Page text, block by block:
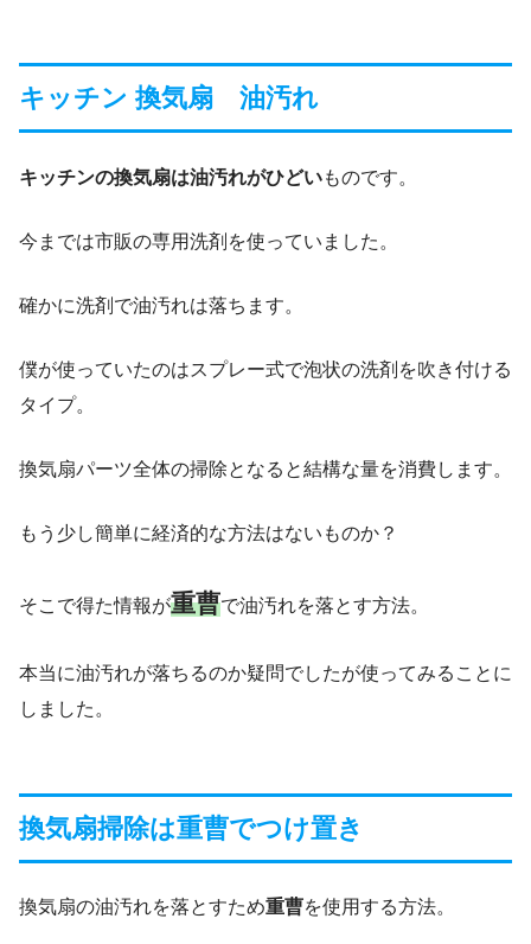
キッチン 換気扇 油汚れ
キッチンの換気扇は油汚れがひどいものです。
今までは市販の専用洗剤を使っていました。
確かに洗剤で油汚れは落ちます。
僕が使っていたのはスプレー式で泡状の洗剤を吹き付ける
タイプ。
換気扇パーツ全体の掃除となると結構な量を消費します。
もう少し簡単に経済的な方法はないものか？
そこで得た情報が重曹で油汚れを落とす方法。
本当に油汚れが落ちるのか疑問でしたが使ってみることに
しました。
換気扇掃除は重曹でつけ置き
換気扇の油汚れを落とすため重曹を使用する方法。